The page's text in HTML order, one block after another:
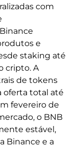
com
e
staking até
cripto. A
de tokens
oferta total até
fevereiro de
o BNB
estável,
Binance e a